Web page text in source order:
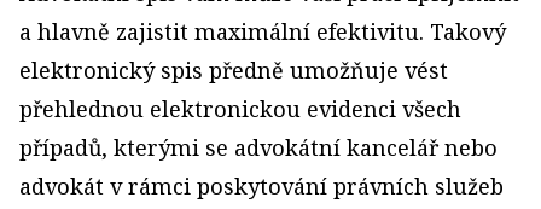
a hlavně zajistit maximální efektivitu. Takový
elektronický spis předně umožňuje vést
přehlednou elektronickou evidenci všech
případů, kterými se advokátní kancelář nebo
advokát v rámci poskytování právních služeb